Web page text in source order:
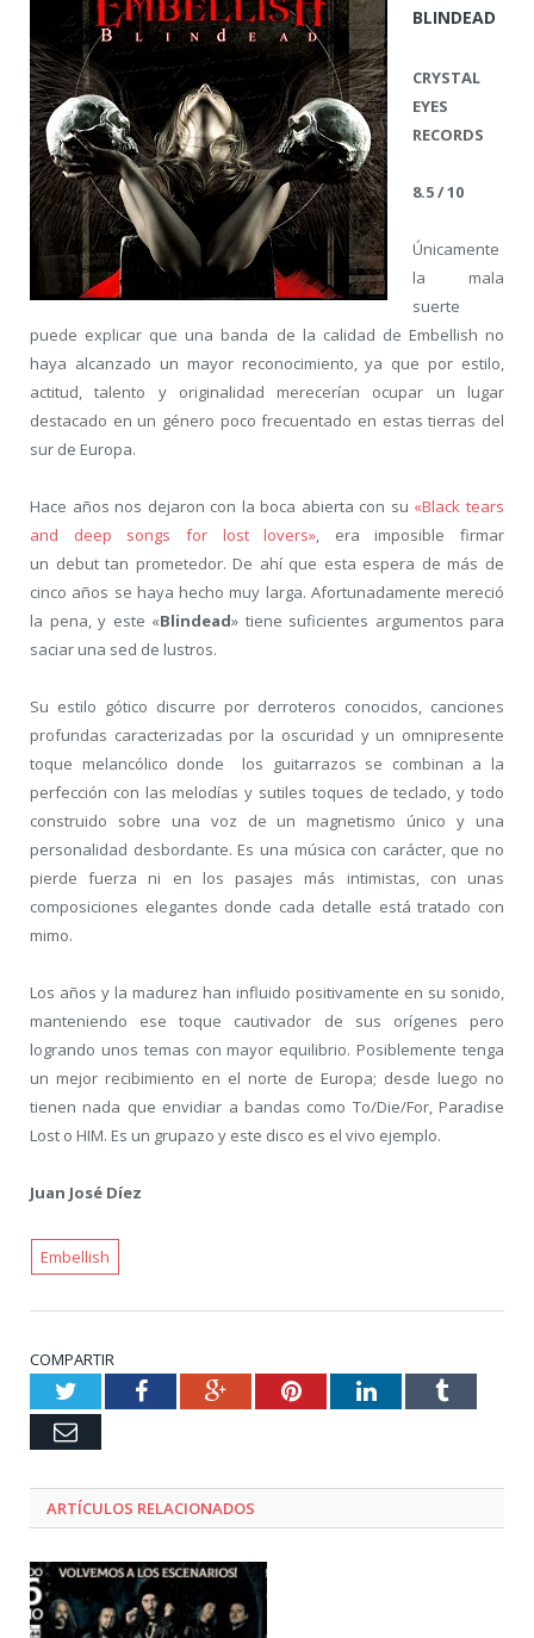
BLINDEAD
CRYSTAL
EYES
RECORDS
8.5 / 10
Únicamente
la mala
suerte
puede explicar que una banda de la calidad de Embellish no
haya alcanzado un mayor reconocimiento, ya que por estilo,
actitud, talento y originalidad merecerían ocupar un lugar
destacado en un género poco frecuentado en estas tierras del
sur de Europa.
Hace años nos dejaron con la boca abierta con su «Black tears
and deep songs for lost lovers», era imposible firmar
un debut tan prometedor. De ahí que esta espera de más de
cinco años se haya hecho muy larga. Afortunadamente mereció
la pena, y este «Blindead» tiene suficientes argumentos para
saciar una sed de lustros.
Su estilo gótico discurre por derroteros conocidos, canciones
profundas caracterizadas por la oscuridad y un omnipresente
toque melancólico donde los guitarrazos se combinan a la
perfección con las melodías y sutiles toques de teclado, y todo
construido sobre una voz de un magnetismo único y una
personalidad desbordante. Es una música con carácter, que no
pierde fuerza ni en los pasajes más intimistas, con unas
composiciones elegantes donde cada detalle está tratado con
mimo.
Los años y la madurez han influido positivamente en su sonido,
manteniendo ese toque cautivador de sus orígenes pero
logrando unos temas con mayor equilibrio. Posiblemente tenga
un mejor recibimiento en el norte de Europa; desde luego no
tienen nada que envidiar a bandas como To/Die/For, Paradise
Lost o HIM. Es un grupazo y este disco es el vivo ejemplo.
Juan José Díez
Embellish
COMPARTIR
TwitterFacebookGoogle+PinterestLinkedInTumblr
Email
ARTÍCULOS RELACIONADOS